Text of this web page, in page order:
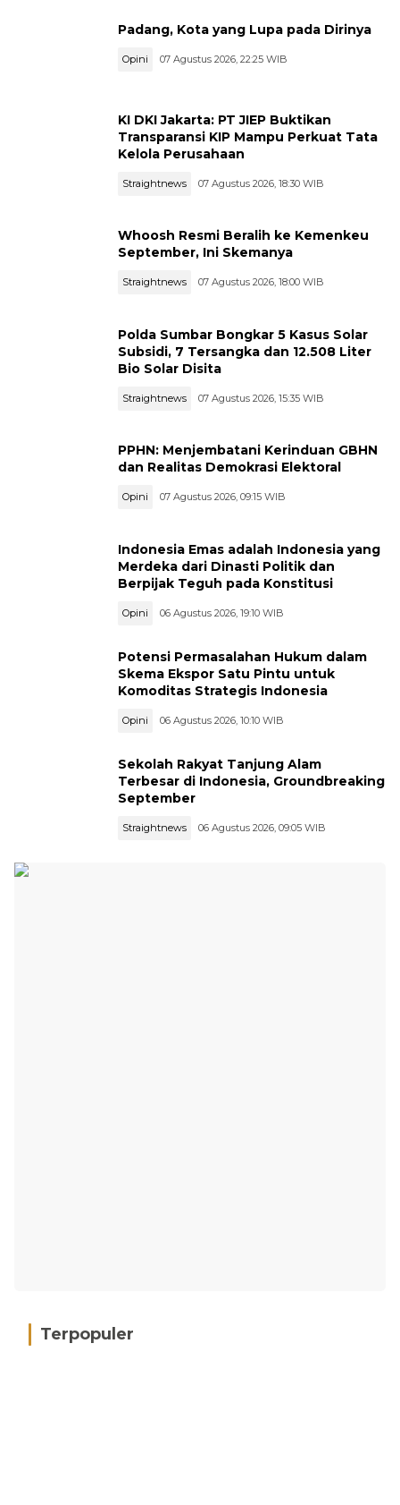
Padang, Kota yang Lupa pada Dirinya
Opini 07 Agustus 2026, 22:25 WIB
KI DKI Jakarta: PT JIEP Buktikan
Transparansi KIP Mampu Perkuat Tata
Kelola Perusahaan
Straightnews 07 Agustus 2026, 18:30 WIB
Whoosh Resmi Beralih ke Kemenkeu
September, Ini Skemanya
Straightnews 07 Agustus 2026, 18:00 WIB
Polda Sumbar Bongkar 5 Kasus Solar
Subsidi, 7 Tersangka dan 12.508 Liter
Bio Solar Disita
Straightnews 07 Agustus 2026, 15:35 WIB
PPHN: Menjembatani Kerinduan GBHN
dan Realitas Demokrasi Elektoral
Opini 07 Agustus 2026, 09:15 WIB
Indonesia Emas adalah Indonesia yang
Merdeka dari Dinasti Politik dan
Berpijak Teguh pada Konstitusi
Opini 06 Agustus 2026, 19:10 WIB
Potensi Permasalahan Hukum dalam
Skema Ekspor Satu Pintu untuk
Komoditas Strategis Indonesia
Opini 06 Agustus 2026, 10:10 WIB
Sekolah Rakyat Tanjung Alam
Terbesar di Indonesia, Groundbreaking
September
Straightnews 06 Agustus 2026, 09:05 WIB
Terpopuler